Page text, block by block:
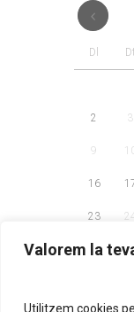
Valorem la
Utilitzem cookies
Dl Dt
2 3
9
16
23